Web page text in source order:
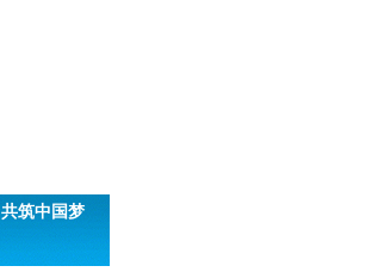
共筑中国梦